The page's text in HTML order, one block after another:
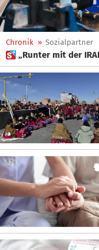
Chronik » Sozialpartner
 „Runter mit der